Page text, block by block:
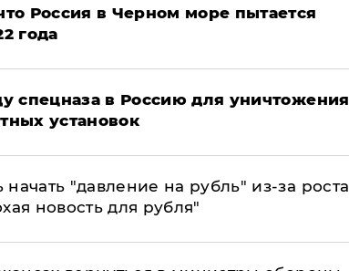
Россия в Черном море пытается
года
спецназа в Россию для уничтожения
установок
"давление на рубль" из-за роста
новость для рубля"